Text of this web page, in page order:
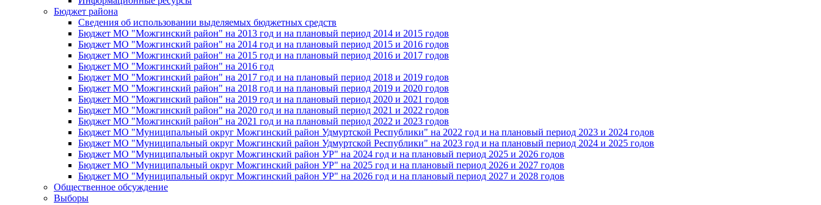
Бюджет района
Сведения об использовании выделяемых бюджетных средств
Бюджет МО "Можгинский район" на 2013 год и на плановый период 2014 и 2015 годов
Бюджет МО "Можгинский район" на 2014 год и на плановый период 2015 и 2016 годов
Бюджет МО "Можгинский район" на 2015 год и на плановый период 2016 и 2017 годов
Бюджет МО "Можгинский район" на 2016 год
Бюджет МО "Можгинский район" на 2017 год и на плановый период 2018 и 2019 годов
Бюджет МО "Можгинский район" на 2018 год и на плановый период 2019 и 2020 годов
Бюджет МО "Можгинский район" на 2019 год и на плановый период 2020 и 2021 годов
Бюджет МО "Можгинский район" на 2020 год и на плановый период 2021 и 2022 годов
Бюджет МО "Можгинский район" на 2021 год и на плановый период 2022 и 2023 годов
Бюджет МО "Муниципальный округ Можгинский район Удмуртской Республики" на 2022 год и на плановый период 2023 и 2024 годов
Бюджет МО "Муниципальный округ Можгинский район Удмуртской Республики" на 2023 год и на плановый период 2024 и 2025 годов
Бюджет МО "Муниципальный округ Можгинский район УР" на 2024 год и на плановый период 2025 и 2026 годов
Бюджет МО "Муниципальный округ Можгинский район УР" на 2025 год и на плановый период 2026 и 2027 годов
Бюджет МО "Муниципальный округ Можгинский район УР" на 2026 год и на плановый период 2027 и 2028 годов
Общественное обсуждение
Выборы